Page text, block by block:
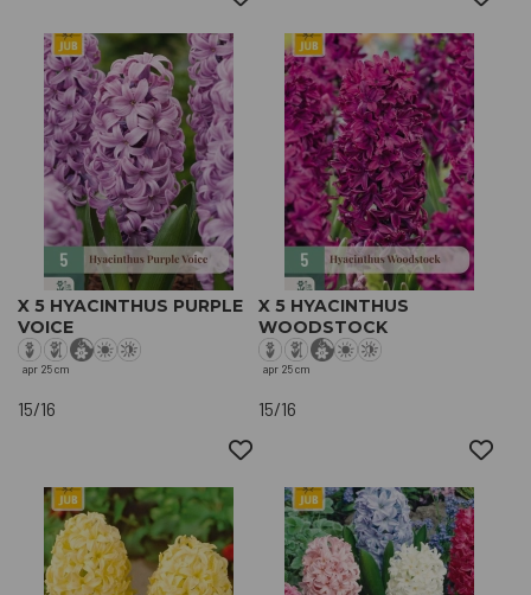
X 5 HYACINTHUS PURPLE
VOICE
apr 25 cm
15/16
X 5 HYACINTHUS
WOODSTOCK
apr 25 cm
15/16